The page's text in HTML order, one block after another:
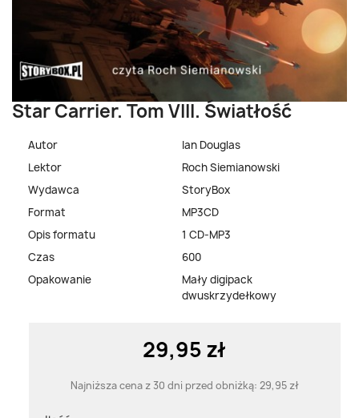
Star Carrier. Tom VIII. Światłość
Autor
Ian Douglas
Lektor
Roch Siemianowski
Wydawca
StoryBox
Format
MP3CD
Opis formatu
1 CD-MP3
Czas
600
Opakowanie
Mały digipack
dwuskrzydełkowy
29,95 zł
Najniższa cena z 30 dni przed obniżką: 29,95 zł